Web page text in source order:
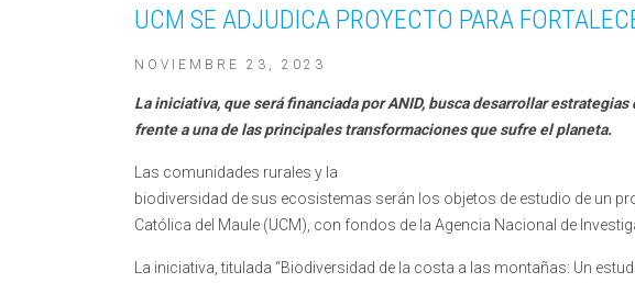
UCM SE ADJUDICA PROYECTO PARA
NOVIEMBRE 23, 2023
La iniciativa, que será financiada por ANID, busca desarrollar
frente a una de las principales transformaciones que sufre el planeta.
Las comunidades rurales y la
biodiversidad de sus ecosistemas serán los objetos de estudio de un
Católica del Maule (UCM), con fondos de la Agencia Nacional de
La iniciativa, titulada “Biodiversidad de la costa a las montañas: Un